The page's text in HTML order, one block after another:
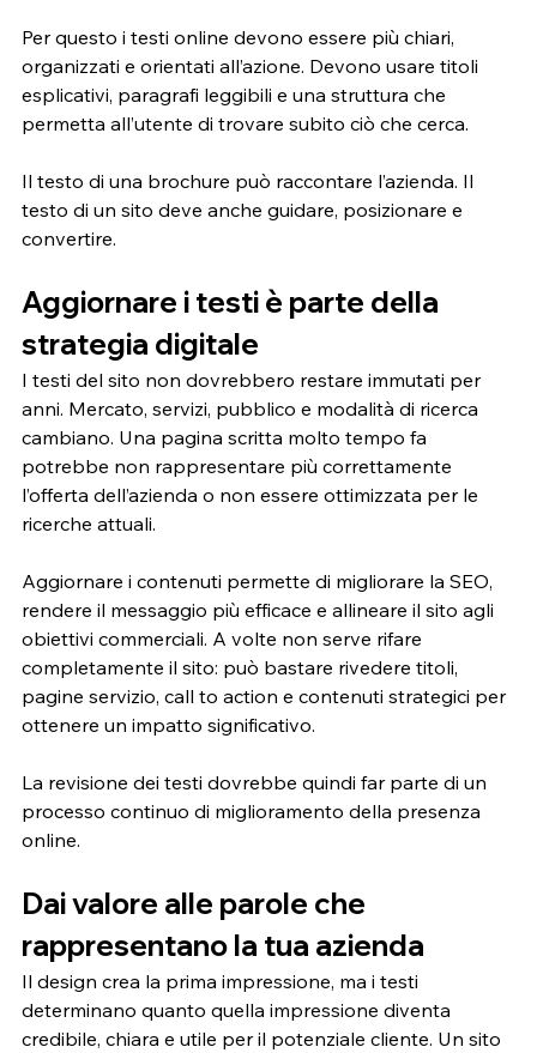
Per questo i testi online devono essere più chiari,
organizzati e orientati all’azione. Devono usare titoli
esplicativi, paragrafi leggibili e una struttura che
permetta all’utente di trovare subito ciò che cerca.
Il testo di una brochure può raccontare l’azienda. Il
testo di un sito deve anche guidare, posizionare e
convertire.
Aggiornare i testi è parte della
strategia digitale
I testi del sito non dovrebbero restare immutati per
anni. Mercato, servizi, pubblico e modalità di ricerca
cambiano. Una pagina scritta molto tempo fa
potrebbe non rappresentare più correttamente
l’offerta dell’azienda o non essere ottimizzata per le
ricerche attuali.
Aggiornare i contenuti permette di migliorare la SEO,
rendere il messaggio più efficace e allineare il sito agli
obiettivi commerciali. A volte non serve rifare
completamente il sito: può bastare rivedere titoli,
pagine servizio, call to action e contenuti strategici per
ottenere un impatto significativo.
La revisione dei testi dovrebbe quindi far parte di un
processo continuo di miglioramento della presenza
online.
Dai valore alle parole che
rappresentano la tua azienda
Il design crea la prima impressione, ma i testi
determinano quanto quella impressione diventa
credibile, chiara e utile per il potenziale cliente. Un sito